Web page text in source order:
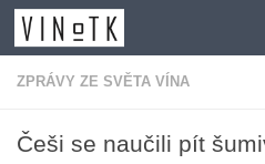
Skip to content
ZPRÁVY ZE SVĚTA VÍNA
Češi se naučili pít